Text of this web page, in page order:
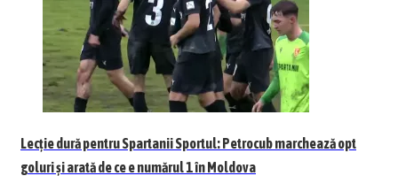
Lecție dură pentru Spartanii Sportul: Petrocub marchează opt
goluri și arată de ce e numărul 1 în Moldova